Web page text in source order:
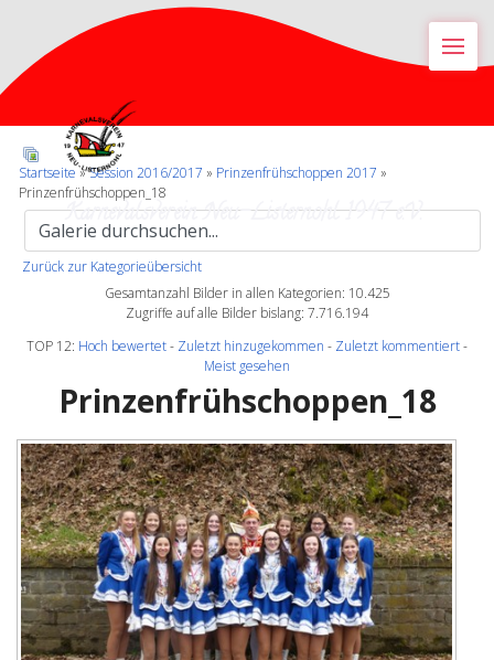
Karnevalsverein Neu-Listernohl 1947 e.V.
Startseite»Session 2016/2017 » Prinzenfrühschoppen 2017 »
Prinzenfrühschoppen_18
Zurück zur Kategorieübersicht
Gesamtanzahl Bilder in allen Kategorien: 10.425
Zugriffe auf alle Bilder bislang: 7.716.194
TOP 12: Hoch bewertet- Zuletzt hinzugekommen - Zuletzt kommentiert-
Meist gesehen
Prinzenfrühschoppen_18